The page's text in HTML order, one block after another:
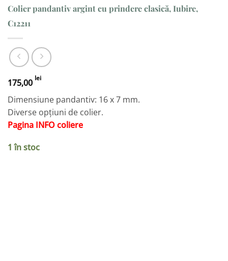
Colier pandantiv argint cu prindere clasică, Iubire,
C12211
175,00 lei
Dimensiune pandantiv: 16 x 7 mm.
Diverse opțiuni de colier.
Pagina INFO coliere
1 în stoc